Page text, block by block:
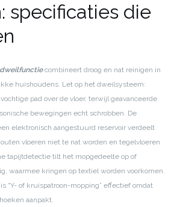
specificaties die
combineert droog en nat reinigen in
huishoudens. Let op het dweilsysteem:
pad over de vloer, terwijl geavanceerde
bewegingen echt schrobben. De
elektronisch aangestuurd reservoir verdeelt
vloeren niet te nat worden en tegelvloeren
tapijtdetectie tilt het mopgedeelte op of
waarmee kringen op textiel worden voorkomen.
“Y- of kruispatroon-mopping” effectief omdat
aanpakt.